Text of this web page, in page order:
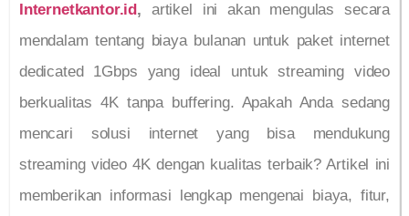
Internetkantor.id , artikel ini akan mengulas secara
mendalam tentang biaya bulanan untuk paket internet
dedicated 1Gbps yang ideal untuk streaming video
berkualitas 4K tanpa buffering. Apakah Anda sedang
mencari solusi internet yang bisa mendukung
streaming video 4K dengan kualitas terbaik? Artikel ini
memberikan informasi lengkap mengenai biaya, fitur,